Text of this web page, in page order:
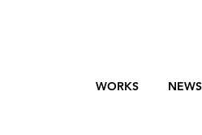
WORKS NEWS